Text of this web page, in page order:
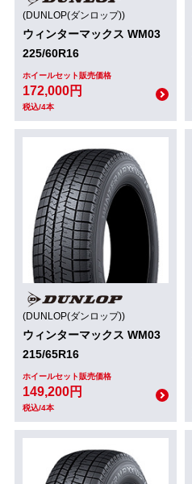
(DUNLOP(ダンロップ))
ウィンターマックス WM03
225/60R16
ホイールセット販売価格
172,000円
税込/4本
(DUNLOP(ダンロップ))
ウィンターマックス WM03
215/65R16
ホイールセット販売価格
149,200円
税込/4本